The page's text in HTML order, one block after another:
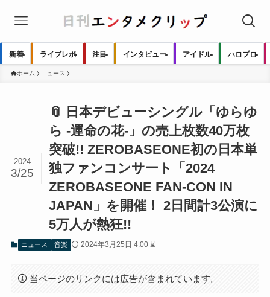
新着 ライブレポ 注目 インタビュー アイドル ハロプロ
ホーム ニュース
📎 日本デビューシングル「ゆらゆ
ら -運命の花-」の売上枚数40万枚
突破!! ZEROBASEONE初の日本単
独ファンコンサート「2024
ZEROBASEONE FAN-CON IN
JAPAN」を開催！ 2日間計3公演に
5万人が熱狂!!
2024
3/25
ニュース 音楽 2024年3月25日 4:00 ⌛
当ページのリンクには広告が含まれています。